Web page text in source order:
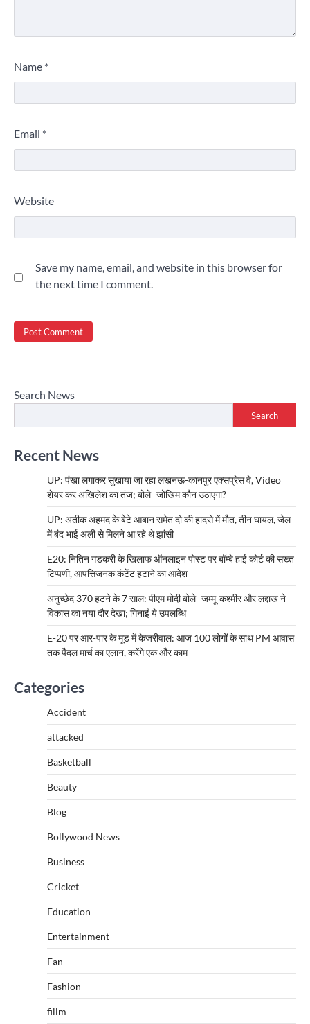
Name *
Email *
Website
Save my name, email, and website in this browser for
the next time I comment.
Search News
Search
Recent News
UP: पंखा लगाकर सुखाया जा रहा लखनऊ-कानपुर एक्सप्रेस वे, Video
शेयर कर अखिलेश का तंज; बोले- जोखिम कौन उठाएगा?
UP: अतीक अहमद के बेटे आबान समेत दो की हादसे में मौत, तीन घायल, जेल
में बंद भाई अली से मिलने आ रहे थे झांसी
E20: नितिन गडकरी के खिलाफ ऑनलाइन पोस्ट पर बॉम्बे हाई कोर्ट की सख्त
टिप्पणी, आपत्तिजनक कंटेंट हटाने का आदेश
अनुच्छेद 370 हटने के 7 साल: पीएम मोदी बोले- जम्मू-कश्मीर और लद्दाख ने
विकास का नया दौर देखा; गिनाईं ये उपलब्धि
E-20 पर आर-पार के मूड में केजरीवाल: आज 100 लोगों के साथ PM आवास
तक पैदल मार्च का एलान, करेंगे एक और काम
Categories
Accident
attacked
Basketball
Beauty
Blog
Bollywood News
Business
Cricket
Education
Entertainment
Fan
Fashion
fillm